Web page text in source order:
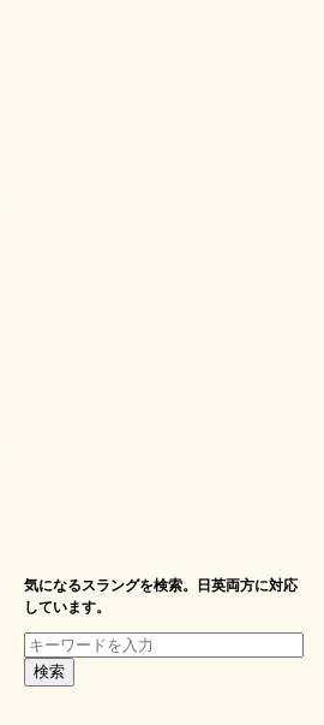
気になるスラングを検索。日英両方に対応
しています。